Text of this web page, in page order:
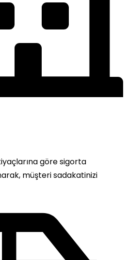
göre sigorta
müşteri sadakatinizi